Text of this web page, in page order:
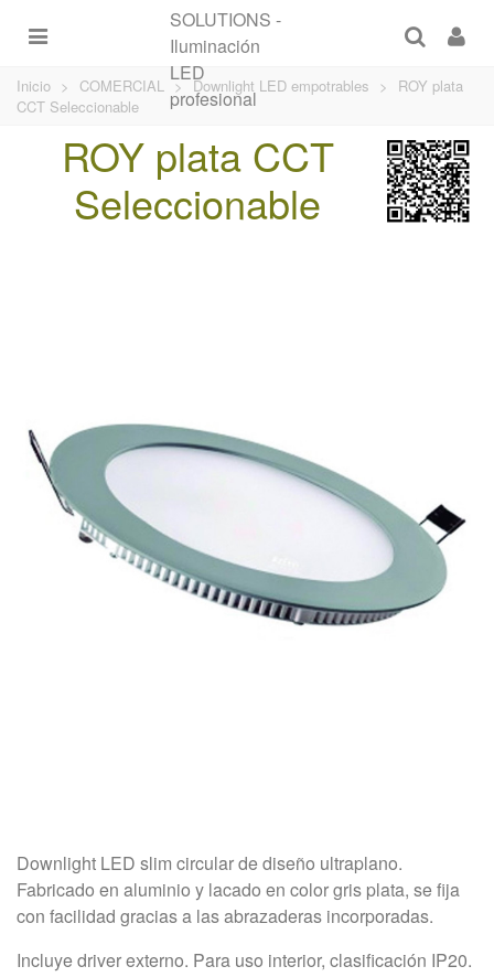
Inicio > COMERCIAL > Downlight LED empotrables >
ROY plata
CCT Seleccionable
ROY plata CCT
Seleccionable
Downlight LED slim circular de diseño ultraplano.
Fabricado en aluminio y lacado en color gris plata, se fija
con facilidad gracias a las abrazaderas incorporadas.
Incluye driver externo. Para uso interior, clasificación IP20.